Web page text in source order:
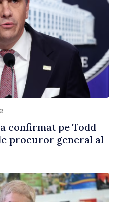
confirmat pe Todd
procuror general al